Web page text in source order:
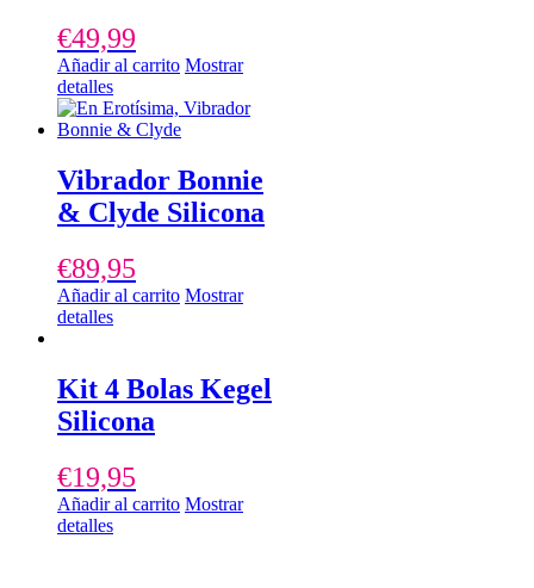
€49,99
Añadir al carrito Mostrar
detalles
Vibrador Bonnie
& Clyde Silicona
€89,95
Añadir al carrito Mostrar
detalles
Kit 4 Bolas Kegel
Silicona
€19,95
Añadir al carrito Mostrar
detalles